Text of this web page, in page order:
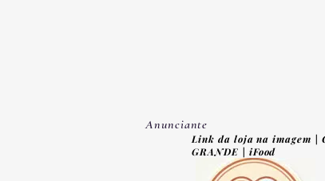
Anunciante
Link da loja na imagem |
GRANDE | iFood